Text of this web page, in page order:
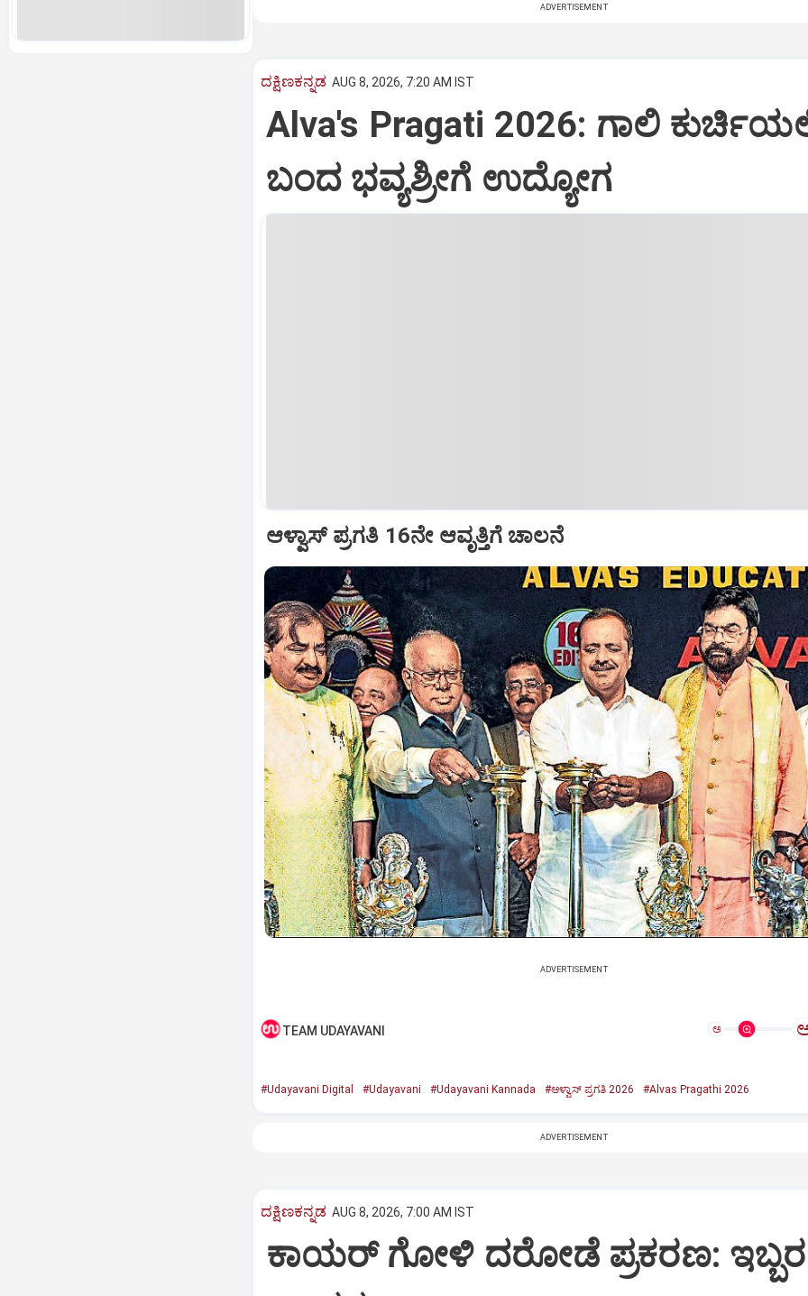
ADVERTISEMENT
ದಕ್ಷಿಣಕನ್ನಡ AUG 8, 2026, 7:20 AM IST
Alva's Pragati 2026: ಗಾಲಿ
ಬಂದ ಭವ್ಯಶ್ರೀಗೆ ಉದ್ಯೋಗ
ಆಳ್ವಾಸ್‌ ಪ್ರಗತಿ 16ನೇ ಆವೃತ್ತಿಗೆ ಚಾಲನೆ
ADVERTISEMENT
TEAM UDAYAVANI ಅ
#Udayavani Digital #Udayavani #Udayavani Kannada #ಆಳ್ವಾಸ್‌ ಪ್ರಗತಿ 2026 #Alvas Pragathi 2026
ADVERTISEMENT
ದಕ್ಷಿಣಕನ್ನಡ AUG 8, 2026, 7:00 AM IST
ಕಾಯರ್ ಗೋಳಿ ದರೋಡೆ ಪ್ರಕರಣ: ಇಬ್ಬರ